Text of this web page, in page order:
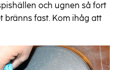
och ugnen så fort
bränns fast. Kom ihåg att